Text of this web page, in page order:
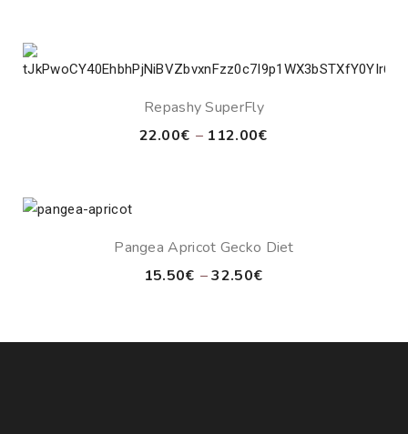
27.50€
Repashy SuperFly
22.00€ – 112.00€
Pangea Apricot Gecko Diet
15.50€ – 32.50€
through